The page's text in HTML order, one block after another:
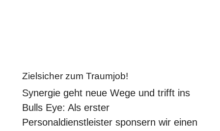
Zielsicher zum Traumjob!
Synergie geht neue Wege und trifft ins
Bulls Eye: Als erster
Personaldienstleister sponsern wir einen